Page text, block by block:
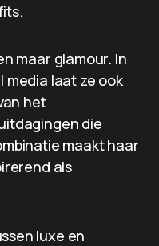
maar glamour. In
media laat ze ook
het
die
maakt haar
als
luxe en